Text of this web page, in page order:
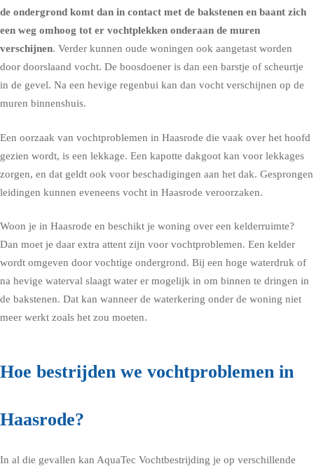
de ondergrond komt dan in contact met de bakstenen en baant zich
een weg omhoog tot er vochtplekken onderaan de muren
verschijnen. Verder kunnen oude woningen ook aangetast worden
door doorslaand vocht. De boosdoener is dan een barstje of scheurtje
in de gevel. Na een hevige regenbui kan dan vocht verschijnen op de
muren binnenshuis.
Een oorzaak van vochtproblemen in Haasrode die vaak over het hoofd
gezien wordt, is een lekkage. Een kapotte dakgoot kan voor lekkages
zorgen, en dat geldt ook voor beschadigingen aan het dak. Gesprongen
leidingen kunnen eveneens vocht in Haasrode veroorzaken.
Woon je in Haasrode en beschikt je woning over een kelderruimte?
Dan moet je daar extra attent zijn voor vochtproblemen. Een kelder
wordt omgeven door vochtige ondergrond. Bij een hoge waterdruk of
na hevige waterval slaagt water er mogelijk in om binnen te dringen in
de bakstenen. Dat kan wanneer de waterkering onder de woning niet
meer werkt zoals het zou moeten.
Hoe bestrijden we vochtproblemen in
Haasrode?
In al die gevallen kan AquaTec Vochtbestrijding je op verschillende